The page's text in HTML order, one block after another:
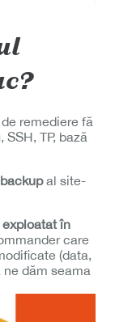
remediere fă
TP, bază
al site-
în
care
(data,
dăm seama